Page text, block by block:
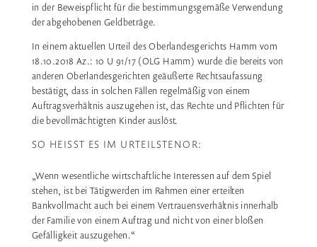
in der Beweispflicht für die bestimmungsgemäße Verwendung
der abgehobenen Geldbeträge.
In einem aktuellen Urteil des Oberlandesgerichts Hamm vom
18.10.2018 Az.: 10 U 91/17 (OLG Hamm) wurde die bereits von
anderen Oberlandesgerichten geäußerte Rechtsaufassung
bestätigt, dass in solchen Fällen regelmäßig von einem
Auftragsverhältnis auszugehen ist, das Rechte und Pflichten für
die bevollmächtigten Kinder auslöst.
SO HEISST ES IM URTEILSTENOR:
„Wenn wesentliche wirtschaftliche Interessen auf dem Spiel
stehen, ist bei Tätigwerden im Rahmen einer erteilten
Bankvollmacht auch bei einem Vertrauensverhältnis innerhalb
der Familie von einem Auftrag und nicht von einer bloßen
Gefälligkeit auszugehen.“